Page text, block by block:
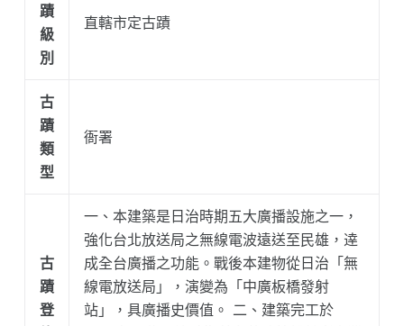
蹟
級
別
直轄市定古蹟
古
蹟
類
型
衙署
古
蹟
登
一、本建築是日治時期五大廣播設施之一，
強化台北放送局之無線電波遠送至民雄，逹
成全台廣播之功能。戰後本建物從日治「無
線電放送局」，演變為「中廣板橋發射
站」，具廣播史價值。 二、建築完工於